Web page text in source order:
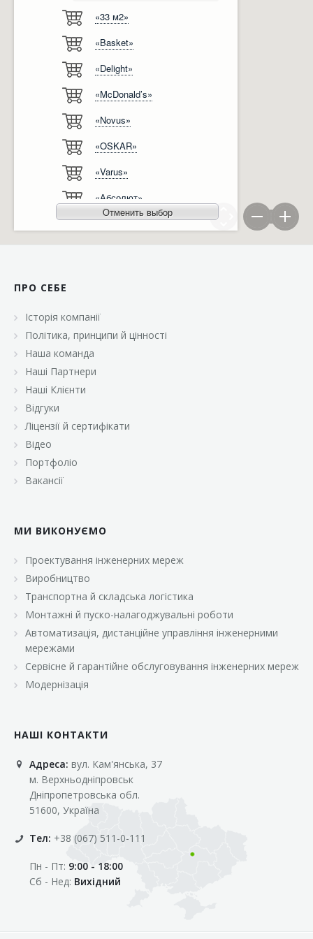
Ліцензії, сертифікати, дипломи
Автоматизація
Модернізація
«33 м2»
«Basket»
«Delight»
«McDonald’s»
«Novus»
«OSKAR»
«Varus»
«Абсолют»
«Агро-Овен»
«Велмарт»
«ВК Експресс»
«Класс»
«Континент»
«Малинка»
«Марс»
«Оптовичок»
«Свіжачок»
«Сільпо»
«Фора»
«Фреш»
«Фуршет»
«Цент»
Отменить выбор
ПРО СЕБЕ
Історія компанії
Політика, принципи й цінності
Наша команда
Наші Партнери
Наші Клієнти
Відгуки
Ліцензії й сертифікати
Відео
Портфоліо
Вакансії
МИ ВИКОНУЄМО
Проектування інженерних мереж
Виробництво
Транспортна й складська логістика
Монтажні й пуско-налагоджувальні роботи
Автоматизація, дистанційне управління інженерними
мережами
Сервісне й гарантійне обслуговування інженерних мереж
Модернізація
НАШІ КОНТАКТИ
Адреса: вул. Кам'янська, 37
м. Верхньодніпровськ
Дніпропетровська обл.
51600, Україна
Тел: +38 (067) 511-0-111
Пн - Пт: 9:00 - 18:00
Сб - Нед: Вихідний